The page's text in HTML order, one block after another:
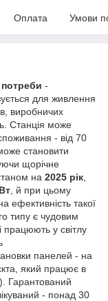
Оплата Умови
потреби -
для живлення
виробничих
Станція може
- від 70
становити
щорічне
на 2025 рік
, й при цьому
ефективність такої
типу є чудовим
працюють у світлу
панелей - на
який працює в
Гарантований
- понад 30